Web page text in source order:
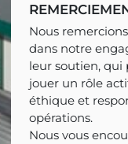
Nous
dans notre
leur soutien,
jouer un rôle
éthique et
opérations.
Nous vous